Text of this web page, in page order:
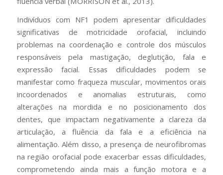
Indivíduos com NF1 podem apresentar dificuldades
significativas de motricidade orofacial, incluindo
problemas na coordenação e controle dos músculos
responsáveis pela mastigação, deglutição, fala e
expressão facial. Essas dificuldades podem se
manifestar como fraqueza muscular, movimentos orais
incoordenados e anomalias estruturais, como
alterações na mordida e no posicionamento dos
dentes, que impactam negativamente a clareza da
articulação, a fluência da fala e a eficiência na
alimentação. Além disso, a presença de neurofibromas
na região orofacial pode exacerbar essas dificuldades,
comprometendo ainda mais a função motora e a